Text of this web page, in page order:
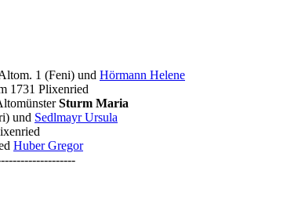
1 (Feni) und Hörmann Helene
1731 Plixenried
Sturm Maria
und Sedlmayr Ursula
Huber Gregor